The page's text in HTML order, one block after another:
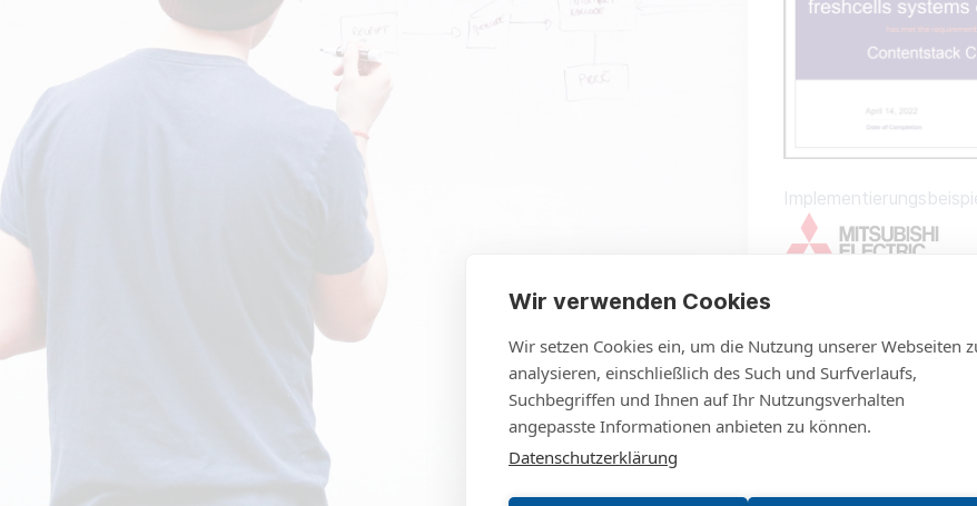
Mitsubishi Electric
Zentrale Portallösung
Kundenportalen
Tech-Tags
Wir verwenden Cookies
Wir setzen Cookies ein, um die Nutzung unserer Webseiten
analysieren, einschließlich des Such und Surfverlaufs,
Suchbegriffen und Ihnen auf Ihr Nutzungsverhalten
angepasste Informationen anbieten zu können.
Datenschutzerklärung